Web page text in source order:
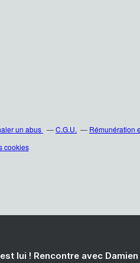
un abus C.G.U. Rémunération
cookies
lui ! Rencontre avec